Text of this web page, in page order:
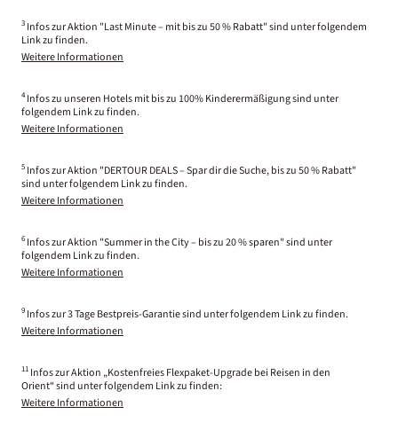
3 Infos zur Aktion "Last Minute – mit bis zu 50 % Rabatt" sind unter folgendem
Link zu finden.
Weitere Informationen
4 Infos zu unseren Hotels mit bis zu 100% Kinderermäßigung sind unter
folgendem Link zu finden.
Weitere Informationen
5 Infos zur Aktion "DERTOUR DEALS – Spar dir die Suche, bis zu 50 % Rabatt"
sind unter folgendem Link zu finden.
Weitere Informationen
6 Infos zur Aktion "Summer in the City – bis zu 20 % sparen" sind unter
folgendem Link zu finden.
Weitere Informationen
9 Infos zur 3 Tage Bestpreis-Garantie sind unter folgendem Link zu finden.
Weitere Informationen
11 Infos zur Aktion „Kostenfreies Flexpaket-Upgrade bei Reisen in den
Orient“ sind unter folgendem Link zu finden:
Weitere Informationen